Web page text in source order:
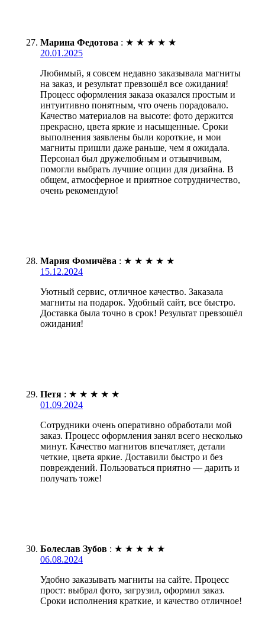
Марина Федотова : ★ ★ ★ ★ ★
20.01.2025
Любимый, я совсем недавно заказывала магниты
на заказ, и результат превзошёл все ожидания!
Процесс оформления заказа оказался простым и
интуитивно понятным, что очень порадовало.
Качество материалов на высоте: фото держится
прекрасно, цвета яркие и насыщенные. Сроки
выполнения заявлены были короткие, и мои
магниты пришли даже раньше, чем я ожидала.
Персонал был дружелюбным и отзывчивым,
помогли выбрать лучшие опции для дизайна. В
общем, атмосферное и приятное сотрудничество,
очень рекомендую!
Мария Фомичёва : ★ ★ ★ ★ ★
15.12.2024
Уютный сервис, отличное качество. Заказала
магниты на подарок. Удобный сайт, все быстро.
Доставка была точно в срок! Результат превзошёл
ожидания!
Петя : ★ ★ ★ ★ ★
01.09.2024
Сотрудники очень оперативно обработали мой
заказ. Процесс оформления занял всего несколько
минут. Качество магнитов впечатляет, детали
четкие, цвета яркие. Доставили быстро и без
повреждений. Пользоваться приятно — дарить и
получать тоже!
Болеслав Зубов : ★ ★ ★ ★ ★
06.08.2024
Удобно заказывать магниты на сайте. Процесс
прост: выбрал фото, загрузил, оформил заказ.
Сроки исполнения краткие, и качество отличное!